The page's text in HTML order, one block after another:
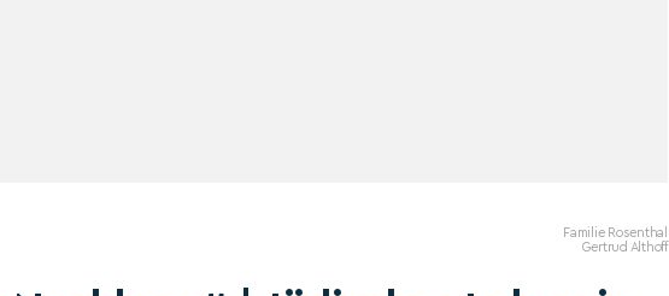
Familie Rosenthal
Gertrud Althoff